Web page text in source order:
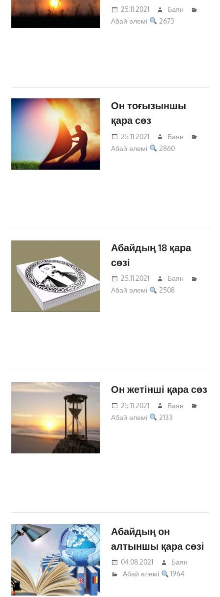
25.11.2021
Баян
Абай әлемі
2673
Он тоғызыншы
қара сөз
25.11.2021
Баян
Абай әлемі
2860
Абайдың 18 қара
сөзі
25.11.2021
Баян
Абай әлемі
2508
Он жетінші қара сөз
25.11.2021
Баян
Абай әлемі
2133
Абайдың он
алтыншы қара сөзі
04.08.2021
Баян
Абай әлемі
1964